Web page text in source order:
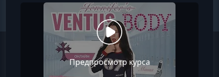
Предпросмотр курса